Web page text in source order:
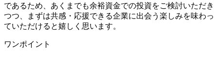
であるため、 あくまでも余裕資金での投資をご検討いただき
つつ、まずは共感・応援できる企業に出会う楽しみを味わっ
ていただけると嬉しく思います。
ワンポイント